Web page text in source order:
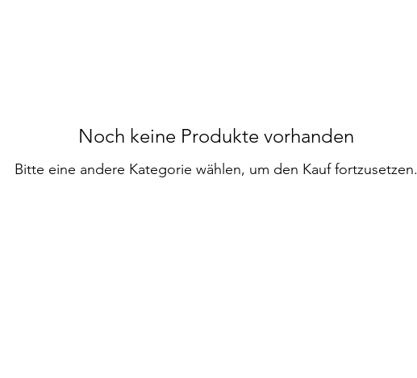
Noch keine Produkte vorhanden
Bitte eine andere Kategorie wählen, um den Kauf fortzusetzen.